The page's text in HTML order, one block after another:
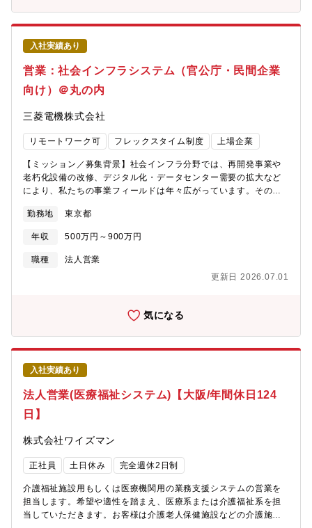
なります。 【主な業務内容】 ・新規/既存顧客への営業活動 ・代
理店へのフォローアップ活動 ・医療機関、理美容店、ドラッグス
トア、スポーツ施設などでの販売促進業務 ・上記施設でのアスタ
キサンチンのプレゼン活動 ※訪問だけではなく、Zoomを活用し
たオンライン面談や説明会の実施もあります。 Power Pointを
活用した資料作成、プレゼンを行います。
入社実績あり
営業：社会インフラシステム（官公庁・民間企業
向け）＠丸の内
三菱電機株式会社
リモートワーク可 フレックスタイム制度 上場企業
【ミッション／募集背景】社会インフラ分野では、再開発事業や
老朽化設備の改修、デジタル化・データセンター需要の拡大など
により、私たちの事業フィールドは年々広がっています。その中
新しい仲間を求めています。今回は即戦力として活躍いただける
方はもちろん、これから成長して「次世代の中心メンバー」とな
っていただける方を歓迎します。【業務内容】官公庁から民間企
業（不動産・金融・通信・データセンター・教育・医療機関な
UPS・非常用発電・監視設備等）の営業を担当いただきます。顧
れるポジションです。≪具体的には≫・顧客の課題や将来ニーズ
を把握し、当社製品・技術・ソリューションを組み合わせた提
案・商談活動を実施・設計事務所・ゼネコン・サブコンなど幅広
いパートナーとの協業・契約締結から納入までの一連業務（社内
技術部門と連携しながら推進）・通信・データセンターをはじめ
とした成長分野における新規ビジネスチャンスの開拓※英語力を
お持ちの方は、海外案件やグローバル展開でスキルを活かせま
す。【組織構成】■施設環境部：約40名（管理職6名、担当27名
他） 男女比4：1＜組織のミッション＞■社会インフラ事業本部・
電機システムを通じて社会基盤を支える営業活動を推進。■施設環
境部・ビル・施設向け電源設備の本社営業ならびに全国販売推
進・課題解決型ソリューション事業の推進～補足：各課/グループ
（二課）・官公庁・学校・病院・空港（三課）・国内外データセ
ンター（データセンターパワーショリューショングループ）【他
社との優位性】三菱電機は国内有数の総合電機メーカーとして、
勤務地 東京都
年収 500万円～900万円
職種
法人営業
更新日 2026.07.01
気になる
入社実績あり
法人営業(医療福祉システム)【大阪/年間休日124
日】
株式会社ワイズマン
正社員 土日休み 完全週休2日制
介護福祉施設用もしくは医療機関用の業務支援システムの営業を
担当します。希望や適性を踏まえ、医療系または介護福祉系を担
当していただきます。お客様は介護老人保健施設などの介護施設